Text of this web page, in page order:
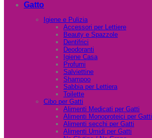
Gatto
Igiene e Pulizia
Accessori per Lettiere
Beauty e Spazzole
Dentifrici
Deodoranti
Igiene Casa
Profumi
Salviettine
Shampoo
Sabbia per Lettiera
Toilette
Cibo per Gatti
Alimenti Medicati per Gatti
Alimenti Monoproteici per Gatti
Alimenti secchi per Gatti
Alimenti Umidi per Gatti